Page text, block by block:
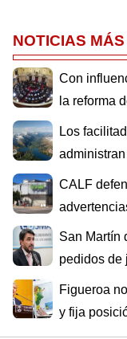
NOTICIAS
Con
la reforma
Los
CALF
San Martín
pedidos de
Figueroa
y fija